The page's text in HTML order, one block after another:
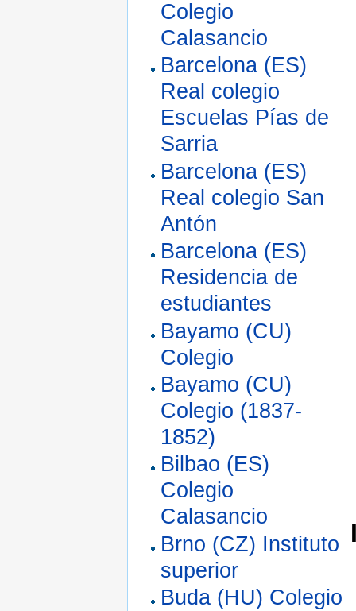
Colegio
Calasancio
Barcelona (ES)
Real colegio
Escuelas Pías de
Sarria
Barcelona (ES)
Real colegio San
Antón
Barcelona (ES)
Residencia de
estudiantes
Bayamo (CU)
Colegio
Bayamo (CU)
Colegio (1837-
1852)
Bilbao (ES)
Colegio
Calasancio
Brno (CZ) Instituto
superior
Buda (HU) Colegio